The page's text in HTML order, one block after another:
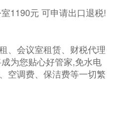
1190元 可申请出口退税!
、会议室租赁、财税代理
为您贴心好管家,免水电
空调费、保洁费等一切繁